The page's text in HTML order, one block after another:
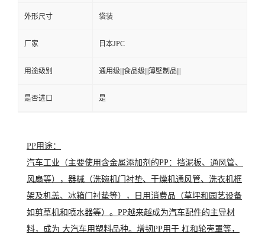
外形尺寸 袋装
厂家 日本JPC
用途级别 通用级|||食品级|||薄壁制品|||
是否进口 是
PP用途：
汽车工业（主要使用含金属添加剂的PP：挡泥板、通风管、
风扇等），器械（洗碗机门衬垫、干燥机通风管、洗衣机框
架及机盖、冰箱门衬垫等），日用消费品（草坪和园艺设备
如剪草机和喷水器等）。PP越来越成为汽车配件的主导材
料，成为 大汽车用塑料品种。增韧PP用于 杠和轮壳罩等，